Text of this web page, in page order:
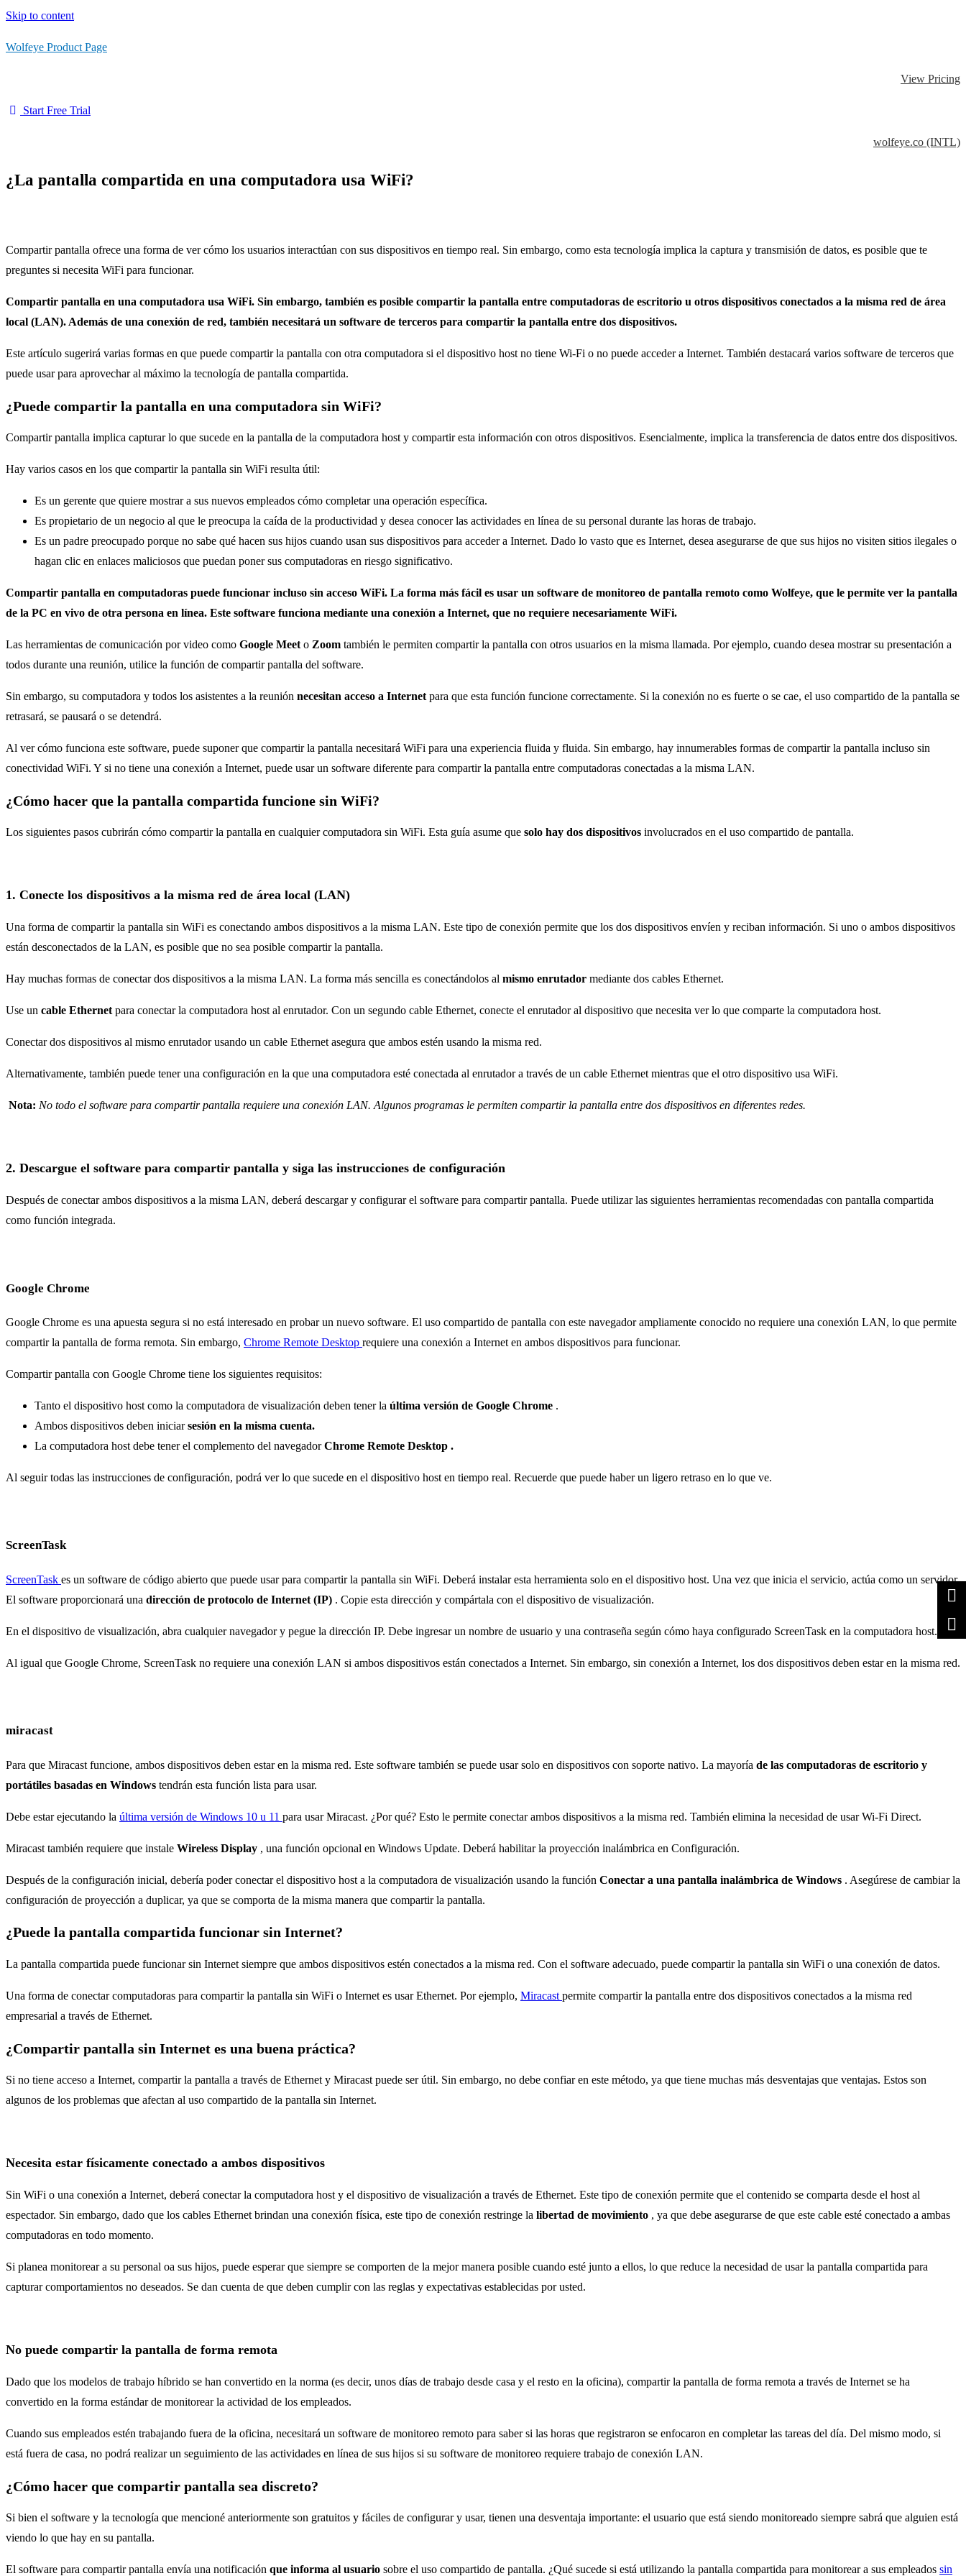
Skip to content
Wolfeye Product Page
View Pricing
Start Free Trial
wolfeye.co (INTL)
¿La pantalla compartida en una computadora usa WiFi?
Compartir pantalla ofrece una forma de ver cómo los usuarios interactúan con sus dispositivos en tiempo real. Sin embargo, como esta tecnología implica la captura y transmisión de datos, es posible que te
preguntes si necesita WiFi para funcionar.
Compartir pantalla en una computadora usa WiFi. Sin embargo, también es posible compartir la pantalla entre computadoras de escritorio u otros dispositivos conectados a la misma red de área
local (LAN). Además de una conexión de red, también necesitará un software de terceros para compartir la pantalla entre dos dispositivos.
Este artículo sugerirá varias formas en que puede compartir la pantalla con otra computadora si el dispositivo host no tiene Wi-Fi o no puede acceder a Internet. También destacará varios software de terceros que
puede usar para aprovechar al máximo la tecnología de pantalla compartida.
¿Puede compartir la pantalla en una computadora sin WiFi?
Compartir pantalla implica capturar lo que sucede en la pantalla de la computadora host y compartir esta información con otros dispositivos. Esencialmente, implica la transferencia de datos entre dos dispositivos.
Hay varios casos en los que compartir la pantalla sin WiFi resulta útil:
Es un gerente que quiere mostrar a sus nuevos empleados cómo completar una operación específica.
Es propietario de un negocio al que le preocupa la caída de la productividad y desea conocer las actividades en línea de su personal durante las horas de trabajo.
Es un padre preocupado porque no sabe qué hacen sus hijos cuando usan sus dispositivos para acceder a Internet. Dado lo vasto que es Internet, desea asegurarse de que sus hijos no visiten sitios ilegales o
hagan clic en enlaces maliciosos que puedan poner sus computadoras en riesgo significativo.
Compartir pantalla en computadoras puede funcionar incluso sin acceso WiFi. La forma más fácil es usar un software de monitoreo de pantalla remoto como Wolfeye, que le permite ver la pantalla
de la PC en vivo de otra persona en línea. Este software funciona mediante una conexión a Internet, que no requiere necesariamente WiFi.
Las herramientas de comunicación por video como Google Meet o Zoom también le permiten compartir la pantalla con otros usuarios en la misma llamada. Por ejemplo, cuando desea mostrar su presentación a
todos durante una reunión, utilice la función de compartir pantalla del software.
Sin embargo, su computadora y todos los asistentes a la reunión necesitan acceso a Internet para que esta función funcione correctamente. Si la conexión no es fuerte o se cae, el uso compartido de la pantalla se
retrasará, se pausará o se detendrá.
Al ver cómo funciona este software, puede suponer que compartir la pantalla necesitará WiFi para una experiencia fluida y fluida. Sin embargo, hay innumerables formas de compartir la pantalla incluso sin
conectividad WiFi. Y si no tiene una conexión a Internet, puede usar un software diferente para compartir la pantalla entre computadoras conectadas a la misma LAN.
¿Cómo hacer que la pantalla compartida funcione sin WiFi?
Los siguientes pasos cubrirán cómo compartir la pantalla en cualquier computadora sin WiFi. Esta guía asume que solo hay dos dispositivos involucrados en el uso compartido de pantalla.
1. Conecte los dispositivos a la misma red de área local (LAN)
Una forma de compartir la pantalla sin WiFi es conectando ambos dispositivos a la misma LAN. Este tipo de conexión permite que los dos dispositivos envíen y reciban información. Si uno o ambos dispositivos
están desconectados de la LAN, es posible que no sea posible compartir la pantalla.
Hay muchas formas de conectar dos dispositivos a la misma LAN. La forma más sencilla es conectándolos al mismo enrutador mediante dos cables Ethernet.
Use un cable Ethernet para conectar la computadora host al enrutador. Con un segundo cable Ethernet, conecte el enrutador al dispositivo que necesita ver lo que comparte la computadora host.
Conectar dos dispositivos al mismo enrutador usando un cable Ethernet asegura que ambos estén usando la misma red.
Alternativamente, también puede tener una configuración en la que una computadora esté conectada al enrutador a través de un cable Ethernet mientras que el otro dispositivo usa WiFi.
Nota: No todo el software para compartir pantalla requiere una conexión LAN. Algunos programas le permiten compartir la pantalla entre dos dispositivos en diferentes redes.
2. Descargue el software para compartir pantalla y siga las instrucciones de configuración
Después de conectar ambos dispositivos a la misma LAN, deberá descargar y configurar el software para compartir pantalla. Puede utilizar las siguientes herramientas recomendadas con pantalla compartida
como función integrada.
Google Chrome
Google Chrome es una apuesta segura si no está interesado en probar un nuevo software. El uso compartido de pantalla con este navegador ampliamente conocido no requiere una conexión LAN, lo que permite
compartir la pantalla de forma remota. Sin embargo, Chrome Remote Desktop requiere una conexión a Internet en ambos dispositivos para funcionar.
Compartir pantalla con Google Chrome tiene los siguientes requisitos:
Tanto el dispositivo host como la computadora de visualización deben tener la última versión de Google Chrome .
Ambos dispositivos deben iniciarsesión en la misma cuenta.
La computadora host debe tener el complemento del navegadorChrome Remote Desktop .
Al seguir todas las instrucciones de configuración, podrá ver lo que sucede en el dispositivo host en tiempo real. Recuerde que puede haber un ligero retraso en lo que ve.
ScreenTask
ScreenTask es un software de código abierto que puede usar para compartir la pantalla sin WiFi. Deberá instalar esta herramienta solo en el dispositivo host. Una vez que inicia el servicio, actúa como un servidor.
El software proporcionará una dirección de protocolo de Internet (IP) . Copie esta dirección y compártala con el dispositivo de visualización.
En el dispositivo de visualización, abra cualquier navegador y pegue la dirección IP. Debe ingresar un nombre de usuario y una contraseña según cómo haya configurado ScreenTask en la computadora host.
Al igual que Google Chrome, ScreenTask no requiere una conexión LAN si ambos dispositivos están conectados a Internet. Sin embargo, sin conexión a Internet, los dos dispositivos deben estar en la misma red.
miracast
Para que Miracast funcione, ambos dispositivos deben estar en la misma red. Este software también se puede usar solo en dispositivos con soporte nativo. La mayoría de las computadoras de escritorio y
portátiles basadas en Windows tendrán esta función lista para usar.
Debe estar ejecutando la última versión de Windows 10 u 11 para usar Miracast. ¿Por qué? Esto le permite conectar ambos dispositivos a la misma red. También elimina la necesidad de usar Wi-Fi Direct.
Miracast también requiere que instale Wireless Display , una función opcional en Windows Update. Deberá habilitar la proyección inalámbrica en Configuración.
Después de la configuración inicial, debería poder conectar el dispositivo host a la computadora de visualización usando la función Conectar a una pantalla inalámbrica de Windows . Asegúrese de cambiar la
configuración de proyección a duplicar, ya que se comporta de la misma manera que compartir la pantalla.
¿Puede la pantalla compartida funcionar sin Internet?
La pantalla compartida puede funcionar sin Internet siempre que ambos dispositivos estén conectados a la misma red. Con el software adecuado, puede compartir la pantalla sin WiFi o una conexión de datos.
Una forma de conectar computadoras para compartir la pantalla sin WiFi o Internet es usar Ethernet. Por ejemplo, Miracast permite compartir la pantalla entre dos dispositivos conectados a la misma red
empresarial a través de Ethernet.
¿Compartir pantalla sin Internet es una buena práctica?
Si no tiene acceso a Internet, compartir la pantalla a través de Ethernet y Miracast puede ser útil. Sin embargo, no debe confiar en este método, ya que tiene muchas más desventajas que ventajas. Estos son
algunos de los problemas que afectan al uso compartido de la pantalla sin Internet.
Necesita estar físicamente conectado a ambos dispositivos
Sin WiFi o una conexión a Internet, deberá conectar la computadora host y el dispositivo de visualización a través de Ethernet. Este tipo de conexión permite que el contenido se comparta desde el host al
espectador. Sin embargo, dado que los cables Ethernet brindan una conexión física, este tipo de conexión restringe la libertad de movimiento , ya que debe asegurarse de que este cable esté conectado a ambas
computadoras en todo momento.
Si planea monitorear a su personal oa sus hijos, puede esperar que siempre se comporten de la mejor manera posible cuando esté junto a ellos, lo que reduce la necesidad de usar la pantalla compartida para
capturar comportamientos no deseados. Se dan cuenta de que deben cumplir con las reglas y expectativas establecidas por usted.
No puede compartir la pantalla de forma remota
Dado que los modelos de trabajo híbrido se han convertido en la norma (es decir, unos días de trabajo desde casa y el resto en la oficina), compartir la pantalla de forma remota a través de Internet se ha
convertido en la forma estándar de monitorear la actividad de los empleados.
Cuando sus empleados estén trabajando fuera de la oficina, necesitará un software de monitoreo remoto para saber si las horas que registraron se enfocaron en completar las tareas del día. Del mismo modo, si
está fuera de casa, no podrá realizar un seguimiento de las actividades en línea de sus hijos si su software de monitoreo requiere trabajo de conexión LAN.
¿Cómo hacer que compartir pantalla sea discreto?
Si bien el software y la tecnología que mencioné anteriormente son gratuitos y fáciles de configurar y usar, tienen una desventaja importante: el usuario que está siendo monitoreado siempre sabrá que alguien está
viendo lo que hay en su pantalla.
El software para compartir pantalla envía una notificación que informa al usuario sobre el uso compartido de pantalla. ¿Qué sucede si está utilizando la pantalla compartida para monitorear a sus empleados sin